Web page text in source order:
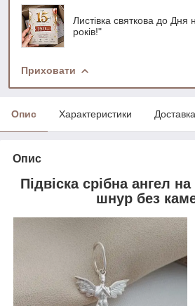
Листівка святкова до
років!"
Приховати
Опис Характеристики Доставка
Опис
Підвіска срібна ангел
шнур без